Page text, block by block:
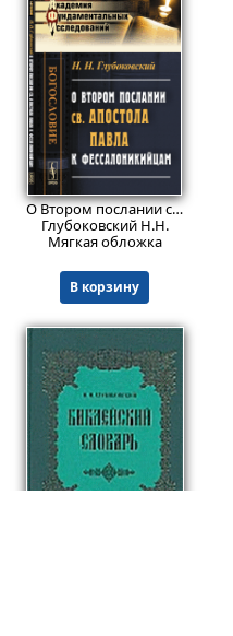
Изд. 2
566
О Втором послании св. апостола Павла к фессалоникийцам.
Глубоковский Н.Н.
Мягкая обложка
В корзину